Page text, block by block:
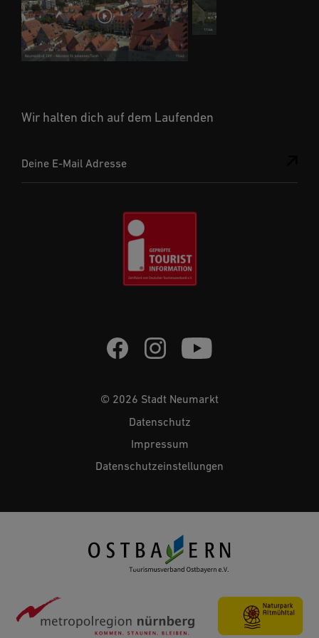
Wir halten dich auf dem Laufenden
Deine E-Mail Adresse
© 2026 Stadt Neumarkt
Datenschutz
Impressum
Datenschutzeinstellungen